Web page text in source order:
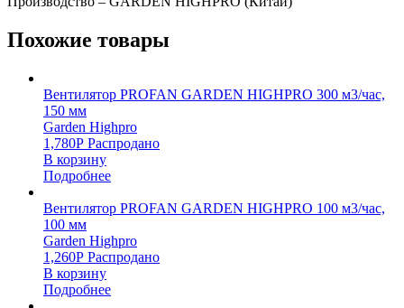
Похожие товары
Вентилятор PROFAN GARDEN HIGHPRO 300 м3/час,
150 мм
Garden Highpro
1,780Р Распродано
В корзину
Подробнее
Вентилятор PROFAN GARDEN HIGHPRO 100 м3/час,
100 мм
Garden Highpro
1,260Р Распродано
В корзину
Подробнее